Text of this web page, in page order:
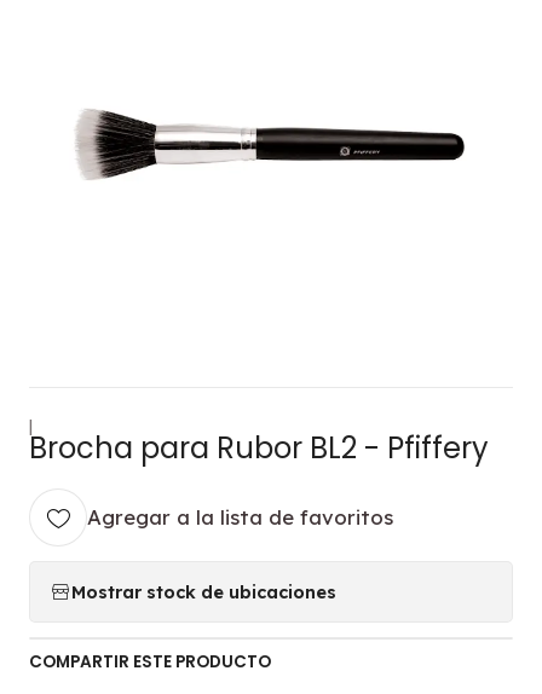
|
Brocha para Rubor BL2 - Pfiffery
Agregar a la lista de favoritos
Mostrar stock de ubicaciones
COMPARTIR ESTE PRODUCTO